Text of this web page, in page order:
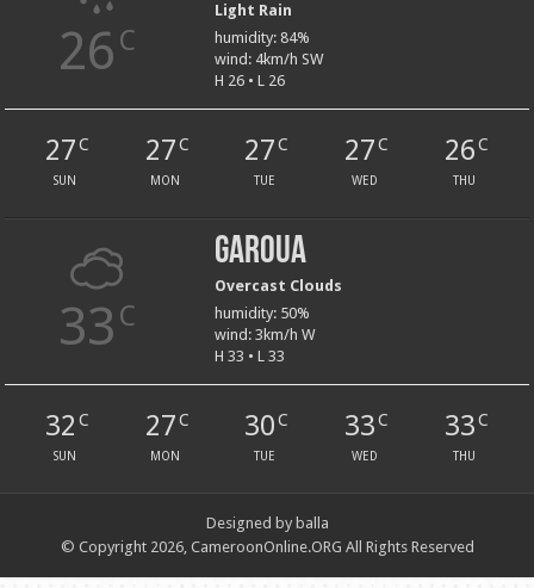
26 C
Light Rain
humidity: 84%
wind: 4km/h SW
H 26 • L 26
27C
SUN
27C
MON
27 C
TUE
27 C
WED
26C
THU
33 C
Garoua
Overcast Clouds
humidity: 50%
wind: 3km/h W
H 33 • L 33
32 C
SUN
27C
MON
30 C
TUE
33 C
WED
33C
THU
Designed by balla
© Copyright 2026, CameroonOnline.ORG All Rights Reserved